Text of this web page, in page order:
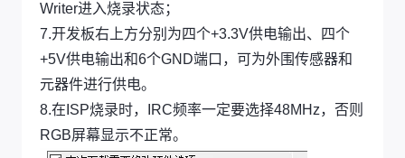
Writer进入烧录状态；
7.开发板右上方分别为四个+3.3V供电输出、四个
+5V供电输出和6个GND端口，可为外围传感器和
元器件进行供电。
8.在ISP烧录时，IRC频率一定要选择48MHz，否则
RGB屏幕显示不正常。